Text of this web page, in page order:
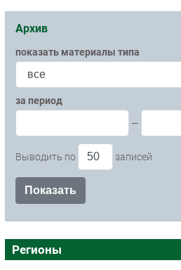
Архив
показать материалы типа
за период
—
Выводить по записей
Регионы